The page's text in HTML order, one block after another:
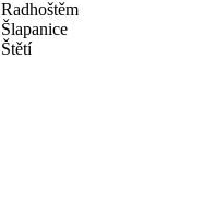
Radhoštěm
Šlapanice
Štětí